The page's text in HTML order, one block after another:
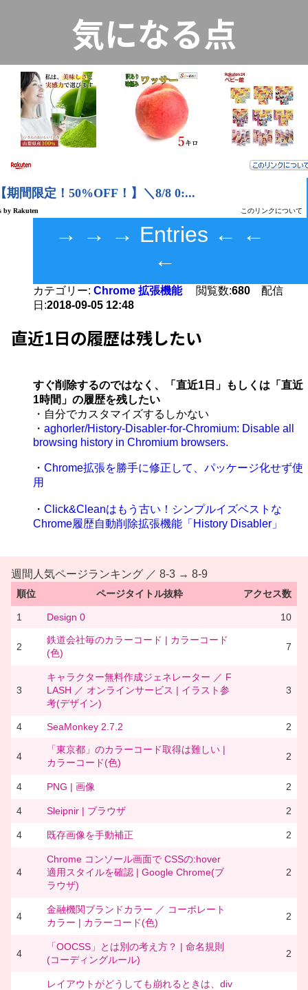
気になる点
→ → → Entries ← ←
←
カテゴリー: Chrome 拡張機能 閲覧数:680 配信
日:2018-09-05 12:48
直近1日の履歴は残したい
すぐ削除するのではなく、「直近1日」もしくは「直近
1時間」の履歴を残したい
・自分でカスタマイズするしかない
・ aghorler/History-Disabler-for-Chromium: Disable all
browsing history in Chromium browsers.
・ Chrome拡張を勝手に修正して、パッケージ化せず使
用
・ Click&Cleanはもう古い！シンプルイズベストな
Chrome履歴自動削除拡張機能「History Disabler」
週間人気ページランキング ／ 8-3 → 8-9
順位 ページタイトル抜粋 アクセス数
1 Design 0 10
2
鉄道会社毎のカラーコード | カラーコード
(色)
7
3
キャラクター無料作成ジェネレーター ／ F
LASH ／ オンラインサービス | イラスト参
考(デザイン)
3
4 SeaMonkey 2.7.2 2
4
「東京都」のカラーコード取得は難しい |
カラーコード(色)
2
4 PNG | 画像 2
4 Sleipnir | ブラウザ 2
4 既存画像を手動補正 2
4
Chrome コンソール画面で CSSの:hover
適用スタイルを確認 | Google Chrome(ブ
ラウザ)
2
4
金融機関ブランドカラー ／ コーポレート
カラー | カラーコード(色)
2
4
「OOCSS」とは別の考え方？ | 命名規則
(コーディングルール)
2
レイアウトがどうしても崩れるときは、div